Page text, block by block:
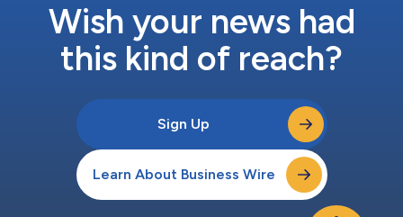
Wish your news had
this kind of reach?
Sign Up
Learn About Business Wire